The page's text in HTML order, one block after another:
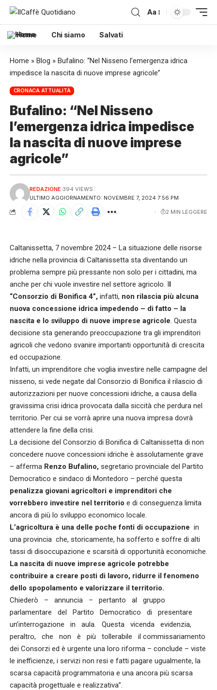
Aa
Home Chi siamo Salvati
Home » Blog » Bufalino: “Nel Nisseno l’emergenza idrica
impedisce la nascita di nuove imprese agricole”
CRONACA ATTUALITÀ
Bufalino: “Nel Nisseno
l’emergenza idrica impedisce
la nascita di nuove imprese
agricole”
ULTIMO AGGIORNAMENTO: NOVEMBRE 7, 2024 7:56 PM
REDAZIONE 394 VIEWS
2 MIN LEGGERE
Caltanissetta, 7 novembre 2024 – La situazione delle risorse
idriche nella provincia di Caltanissetta sta diventando un
problema sempre più pressante non solo per i cittadini, ma
anche per chi vuole investire nel settore agricolo. Il
“Consorzio di Bonifica 4”, infatti, non rilascia più alcuna
nuova concessione idrica impedendo – di fatto – la
nascita e lo sviluppo di nuove imprese agricole . Questa
decisione sta generando preoccupazione tra gli imprenditori
agricoli che vedono svanire importanti opportunità di crescita
ed occupazione.
Infatti, un imprenditore che voglia investire nelle campagne del
nisseno, si vede negate dal Consorzio di Bonifica il rilascio di
autorizzazioni per nuove concessioni idriche, a causa della
gravissima crisi idrica provocata dalla siccità che perdura nel
territorio. Per cui se vorrà aprire una nuova impresa dovrà
attendere la fine della crisi.
La decisione del Consorzio di Bonifica di Caltanissetta di non
concedere nuove concessioni idriche è assolutamente grave
– afferma Renzo Bufalino, segretario provinciale del Partito
Democratico e sindaco di Montedoro – perché questa
penalizza giovani agricoltori e imprenditori che
vorrebbero investire nel territorio e di conseguenza limita
ancora di più lo sviluppo economico locale.
L’agricoltura è una delle poche fonti di occupazione in
una provincia che, storicamente, ha sofferto e soffre di alti
tassi di disoccupazione e scarsità di opportunità economiche.
La nascita di nuove imprese agricole potrebbe
contribuire a creare posti di lavoro, ridurre il fenomeno
dello spopolamento e valorizzare il territorio.
Chiederò – annuncia – pertanto al gruppo
parlamentare del Partito Democratico di presentare
un’interrogazione in aula. Questa vicenda evidenzia,
peraltro, che non è più tollerabile il commissariamento
dei Consorzi ed è urgente una loro riforma – conclude – viste
le inefficienze, i servizi non resi e fatti pagare ugualmente, la
scarsa capacità programmatoria e una ancora più scarsa
capacità progettuale e realizzativa”.